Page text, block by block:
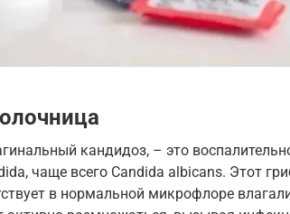
кандидоз, – это
чаще всего Candida albicans. Этот
в нормальной микрофлоре